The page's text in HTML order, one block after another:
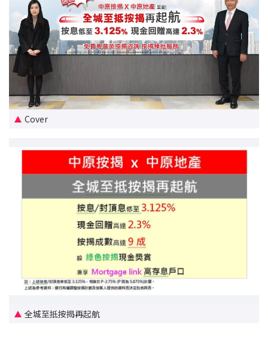
私人貸款
優惠禮遇
新盤優越按揭優惠
中原按揭標籤優惠
推薦齊齊友賞
按揭工具
按揭計算
Cover
全城至抵按揭再起航